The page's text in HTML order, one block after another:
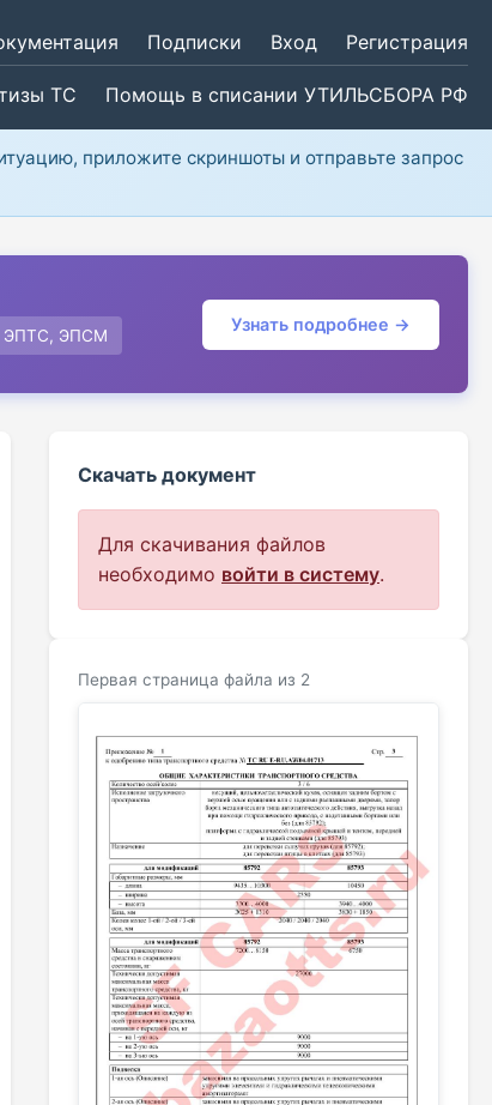
Подписки Вход Регистрация
ТС Помощь в списании УТИЛЬСБОРА РФ
приложите скриншоты и отправьте запрос
ЭПТС, ЭПСМ
Узнать подробнее →
Скачать документ
Для скачивания файлов
необходимо войти в систему.
Первая страница файла из 2